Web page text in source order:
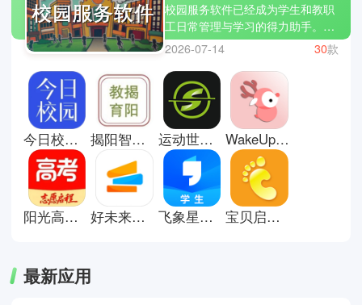
校园服务软件已经成为学生和教职
工日常管理与学习的得力助手。软
件实现课程管理与课表查看、作业
提交与成绩查询、校园通知和公告
推送、图书馆资源查询与借阅管
理、校园支付和报修服务等功能，
让校园生活过得更加便利。小编特
别推荐几款校园服务软件，例如掌
上校园、智慧校园、多彩校园等
等，操作简单的同时功能全面，是
提升校园生活效率的好帮手。
2026-07-14 30款
今日校园手机版 揭阳智慧教育安卓版 运动世界校园版app WakeUp课程表手机版
阳光高考网 好未来图书app 飞象星球学生版 宝贝启步app
最新应用